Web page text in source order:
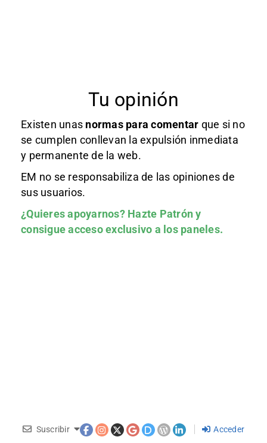
Tu opinión
Existen unas normas para comentar que si no
se cumplen conllevan la expulsión inmediata
y permanente de la web.
EM no se responsabiliza de las opiniones de
sus usuarios.
¿Quieres apoyarnos? Hazte Patróny
consigue acceso exclusivo a los paneles.
Suscribir Acceder